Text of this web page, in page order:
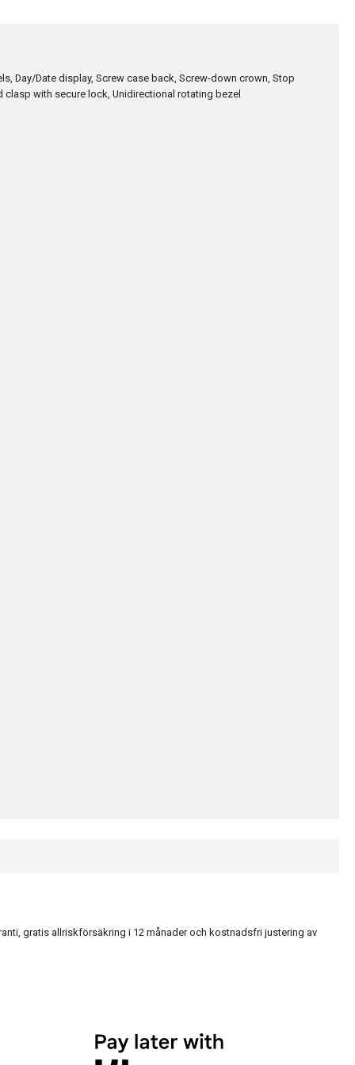
Day/Date display, Screw case back, Screw-down crown, Stop
with secure lock, Unidirectional rotating bezel
gratis allriskförsäkring i 12 månader och kostnadsfri justering av